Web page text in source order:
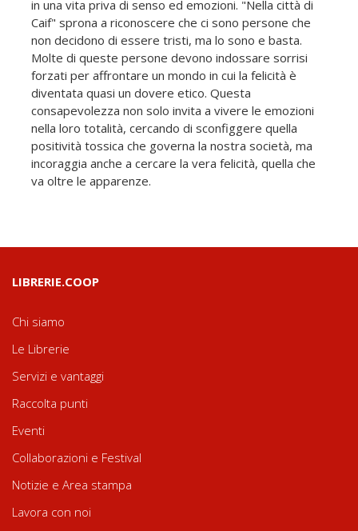
in una vita priva di senso ed emozioni. "Nella città di
Caif" sprona a riconoscere che ci sono persone che
non decidono di essere tristi, ma lo sono e basta.
Molte di queste persone devono indossare sorrisi
forzati per affrontare un mondo in cui la felicità è
diventata quasi un dovere etico. Questa
consapevolezza non solo invita a vivere le emozioni
nella loro totalità, cercando di sconfiggere quella
positività tossica che governa la nostra società, ma
incoraggia anche a cercare la vera felicità, quella che
va oltre le apparenze.
LIBRERIE.COOP
Chi siamo
Le Librerie
Servizi e vantaggi
Raccolta punti
Eventi
Collaborazioni e Festival
Notizie e Area stampa
Lavora con noi